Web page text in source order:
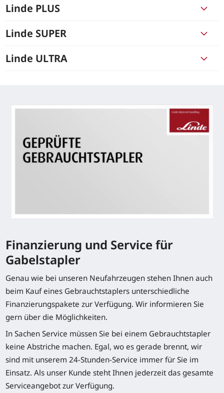
Linde PLUS
Linde SUPER
Linde ULTRA
Finanzierung und Service für
Gabelstapler
Genau wie bei unseren Neufahrzeugen stehen Ihnen auch
beim Kauf eines Gebrauchtstaplers unterschiedliche
Finanzierungspakete zur Verfügung. Wir informieren Sie
gern über die Möglichkeiten.
In Sachen Service müssen Sie bei einem Gebrauchtstapler
keine Abstriche machen. Egal, wo es gerade brennt, wir
sind mit unserem 24-Stunden-Service immer für Sie im
Einsatz. Als unser Kunde steht Ihnen jederzeit das gesamte
Serviceangebot zur Verfügung.